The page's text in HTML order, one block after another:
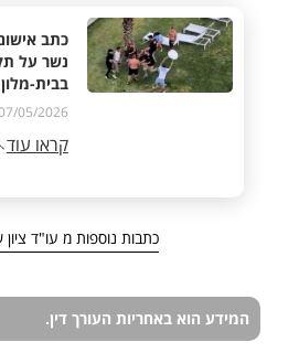
כתב
נשר על
בבית-
05/2026 14:21
קראו עוד
כתבות נוספות מ עו"ד ציון
המידע הוא באחריות העורך דין.